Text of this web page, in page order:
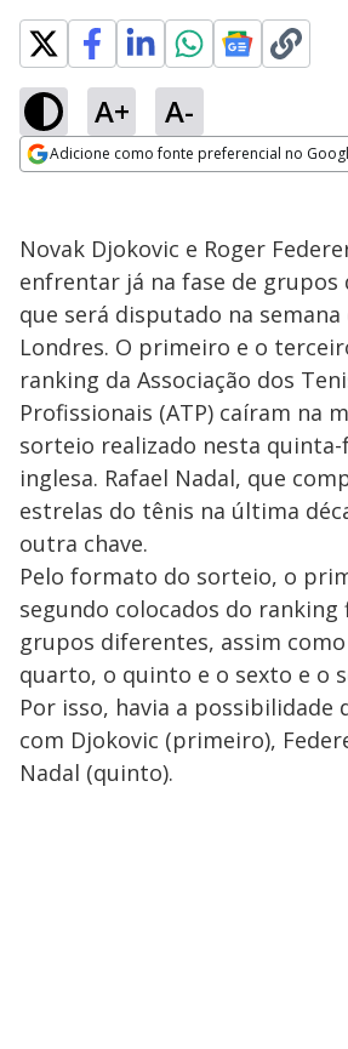
A+ A-
Adicione como fonte preferencial no
Novak Djokovic e Roger
enfrentar já na fase de grupos
que será disputado na semana
Londres. O primeiro e o
ranking da Associação dos
Profissionais (ATP) caíram na
sorteio realizado nesta
inglesa. Rafael Nadal, que
estrelas do tênis na última
outra chave.
Pelo formato do sorteio, o
segundo colocados do ranking
grupos diferentes, assim
quarto, o quinto e o sexto e o
Por isso, havia a possibilidade
com Djokovic (primeiro),
Nadal (quinto).